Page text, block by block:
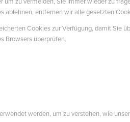
ablehnen, entfernen wir alle gesetzten
Cookies zur Verfügung, damit
Browsers überprüfen.
werden, um zu verstehen, wie